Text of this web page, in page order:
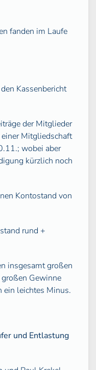
fanden im Laufe
Kassenbericht
der Mitglieder
Mitgliedschaft
wobei aber
kürzlich noch
Kontostand von
rund +
insgesamt großen
Gewinne
ein leichtes Minus.
und Entlastung